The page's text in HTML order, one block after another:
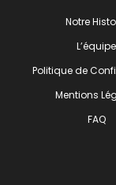
Notre
L’équipe
Politique de
Mentions
FAQ